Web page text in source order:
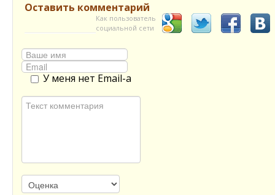
Оставить комментарий
Как пользователь
социальной сети
У меня нет Email-а